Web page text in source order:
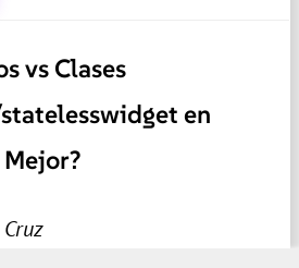
vs Clases
en